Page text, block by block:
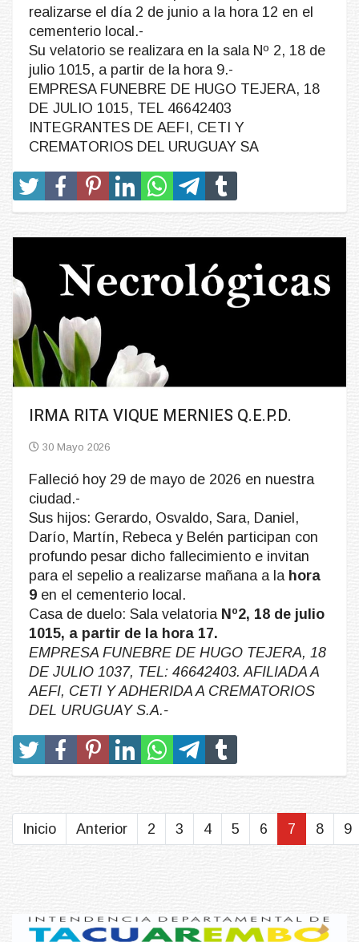
realizarse el día 2 de junio a la hora 12 en el
cementerio local.-
Su velatorio se realizara en la sala Nº 2, 18 de
julio 1015, a partir de la hora 9.-
EMPRESA FUNEBRE DE HUGO TEJERA, 18
DE JULIO 1015, TEL 46642403
INTEGRANTES DE AEFI, CETI Y
CREMATORIOS DEL URUGUAY SA
IRMA RITA VIQUE MERNIES Q.E.P.D.
30 Mayo 2026
Falleció hoy 29 de mayo de 2026 en nuestra
ciudad.-
Sus hijos: Gerardo, Osvaldo, Sara, Daniel,
Darío, Martín, Rebeca y Belén participan con
profundo pesar dicho fallecimiento e invitan
para el sepelio a realizarse mañana a la hora
9 en el cementerio local.
Casa de duelo: Sala velatoria Nº2, 18 de julio
1015, a partir de la hora 17.
EMPRESA FUNEBRE DE HUGO TEJERA, 18
DE JULIO 1037, TEL: 46642403. AFILIADA A
AEFI, CETI Y ADHERIDA A CREMATORIOS
DEL URUGUAY S.A.-
Inicio Anterior 2 3 4 5 6 7 8 9